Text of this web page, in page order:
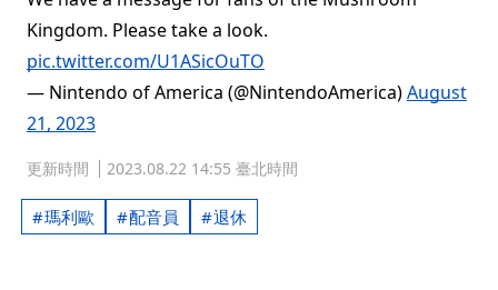
Kingdom. Please take a look.
pic.twitter.com/U1ASicOuTO
— Nintendo of America (@NintendoAmerica)August
21, 2023
更新時間 2023.08.22 14:55 臺北時間
瑪利歐 配音員 退休